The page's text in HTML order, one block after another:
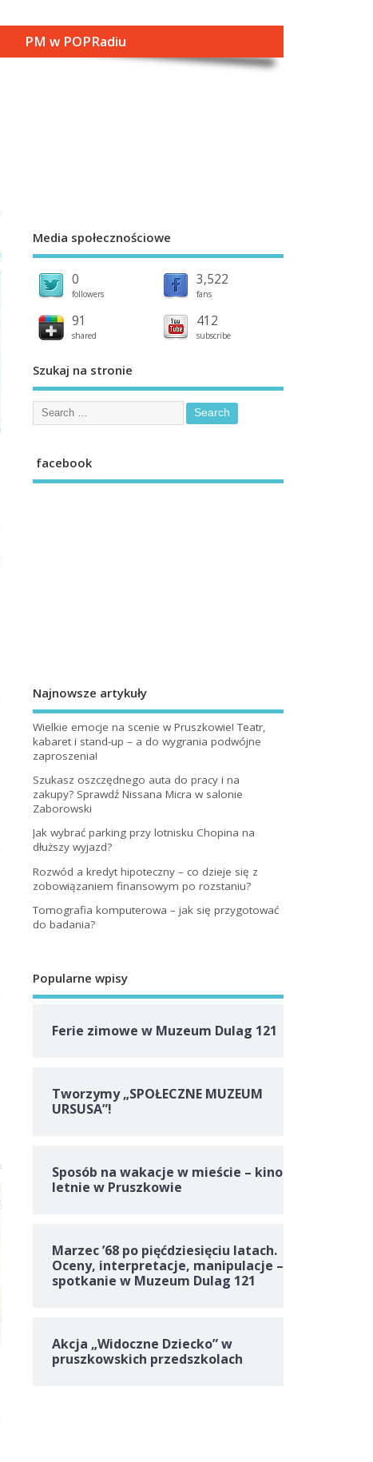
PM w POPRadiu
Media społecznościowe
0
followers
3,522
fans
91
shared
412
subscribe
Szukaj na stronie
facebook
Najnowsze artykuły
Wielkie emocje na scenie w Pruszkowie! Teatr,
kabaret i stand-up – a do wygrania podwójne
zaproszenia!
Szukasz oszczędnego auta do pracy i na
zakupy? Sprawdź Nissana Micra w salonie
Zaborowski
Jak wybrać parking przy lotnisku Chopina na
dłuższy wyjazd?
Rozwód a kredyt hipoteczny – co dzieje się z
zobowiązaniem finansowym po rozstaniu?
Tomografia komputerowa – jak się przygotować
do badania?
Popularne wpisy
Ferie zimowe w Muzeum Dulag 121
Tworzymy „SPOŁECZNE MUZEUM
URSUSA”!
Sposób na wakacje w mieście – kino
letnie w Pruszkowie
Marzec ’68 po pięćdziesięciu latach.
Oceny, interpretacje, manipulacje –
spotkanie w Muzeum Dulag 121
Akcja „Widoczne Dziecko” w
pruszkowskich przedszkolach